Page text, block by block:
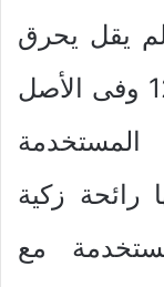
1 : 9، 13، 17 ” ولم يقل يحرق
كمافى ذبيحة الخطية لا 4 : 12 وفى الأصل
رائحة زكية
مع